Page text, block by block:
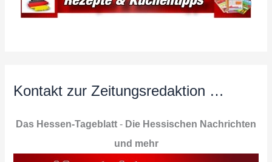
Kontakt zur Zeitungsredaktion …
Das Hessen-Tageblatt - Die Hessischen Nachrichten
und mehr